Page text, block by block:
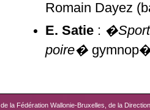
Romain Dayez
E. Satie :
poire�
la Fédération Wallonie-Bruxelles, de la